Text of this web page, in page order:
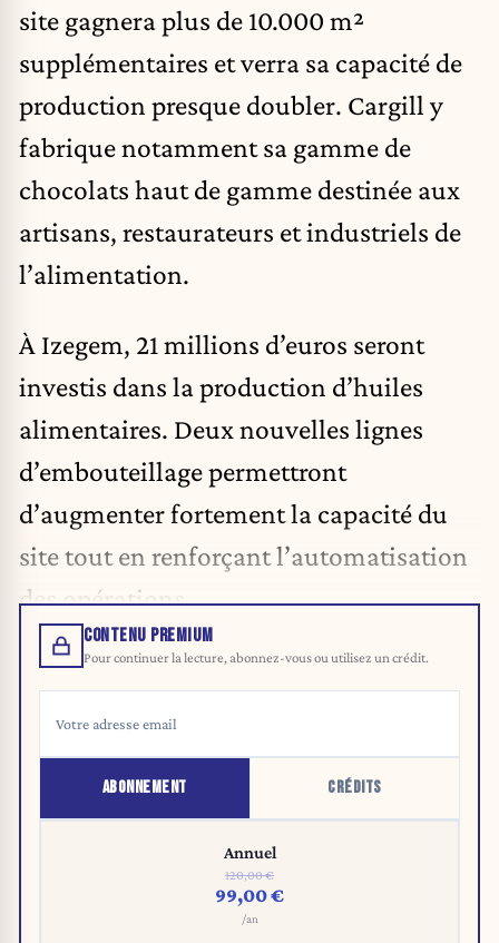
site gagnera plus de 10.000 m²
supplémentaires et verra sa capacité de
production presque doubler. Cargill y
fabrique notamment sa gamme de
chocolats haut de gamme destinée aux
artisans, restaurateurs et industriels de
l’alimentation.
À Izegem, 21 millions d’euros seront
investis dans la production d’huiles
alimentaires. Deux nouvelles lignes
d’embouteillage permettront
d’augmenter fortement la capacité du
site tout en renforçant l’automatisation
des opérations.
CONTENU PREMIUM
Pour continuer la lecture, abonnez-vous ou utilisez un crédit.
ABONNEMENT CRÉDITS
Annuel
120,00 €
99,00 €
/an